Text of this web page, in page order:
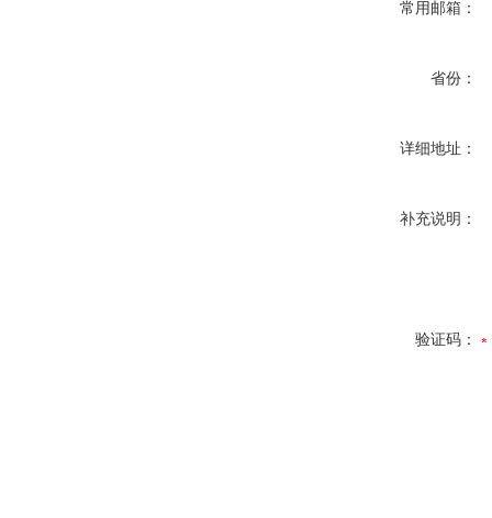
常用邮箱：
省份：
详细地址：
补充说明：
验证码：